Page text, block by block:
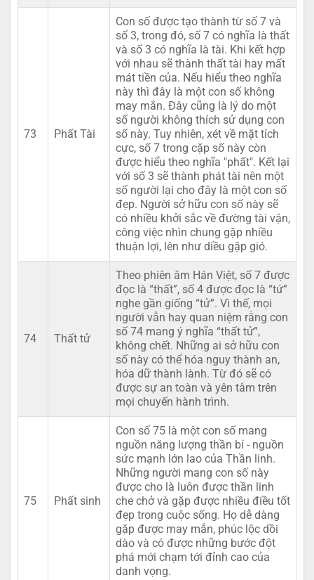
73 Phất Tài
Con số được tạo thành từ số 7 và
số 3, trong đó, số 7 có nghĩa là thất
và số 3 có nghĩa là tài. Khi kết hợp
với nhau sẽ thành thất tài hay mất
mát tiền của. Nếu hiểu theo nghĩa
này thì đây là một con số không
may mắn. Đây cũng là lý do một
số người không thích sử dụng con
số này. Tuy nhiên, xét về mặt tích
cực, số 7 trong cặp số này còn
được hiểu theo nghĩa "phất". Kết lại
với số 3 sẽ thành phát tài nên một
số người lại cho đây là một con số
đẹp. Người sở hữu con số này sẽ
có nhiều khởi sắc về đường tài vận,
công việc nhìn chung gặp nhiều
thuận lợi, lên như diều gặp gió.
74 Thất tử
Theo phiên âm Hán Việt, số 7 được
đọc là “thất”, số 4 được đọc là “tứ”
nghe gần giống “tử”. Vì thế, mọi
người vẫn hay quan niệm rằng con
số 74 mang ý nghĩa “thất tử”,
không chết. Những ai sở hữu con
số này có thể hóa nguy thành an,
hóa dữ thành lành. Từ đó sẽ có
được sự an toàn và yên tâm trên
mọi chuyến hành trình.
75 Phất sinh
Con số 75 là một con số mang
nguồn năng lượng thần bí - nguồn
sức mạnh lớn lao của Thần linh.
Những người mang con số này
được cho là luôn được thần linh
che chở và gặp được nhiều điều tốt
đẹp trong cuộc sống. Họ dễ dàng
gặp được may mắn, phúc lộc dồi
dào và có được những bước đột
phá mới chạm tới đỉnh cao của
danh vọng.